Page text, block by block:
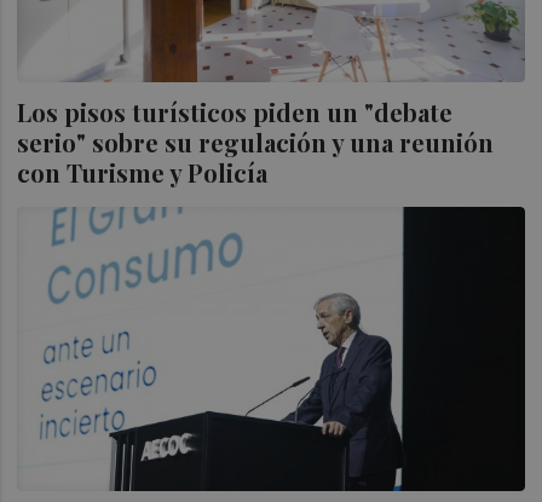
Los pisos turísticos piden un "debate
serio" sobre su regulación y una reunión
con Turisme y Policía